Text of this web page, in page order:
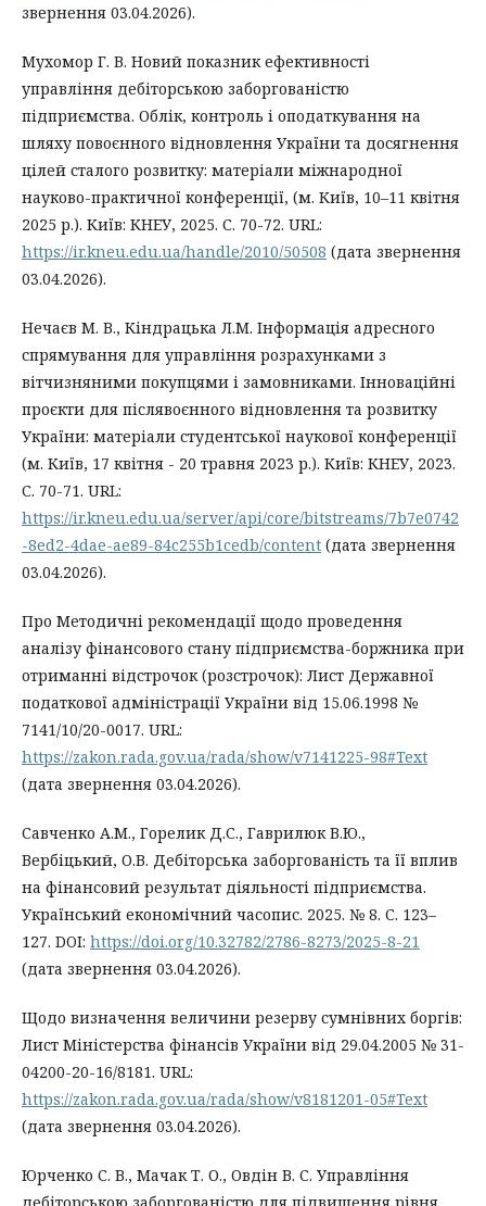
звернення 03.04.2026).
Мухомор Г. В. Новий показник ефективності
управління дебіторською заборгованістю
підприємства. Облік, контроль і оподаткування на
шляху повоєнного відновлення України та досягнення
цілей сталого розвитку: матеріали міжнародної
науково-практичної конференції, (м. Київ, 10–11 квітня
2025 р.). Київ: КНЕУ, 2025. С. 70-72. URL:
https://ir.kneu.edu.ua/handle/2010/50508 (дата звернення
03.04.2026).
Нечаєв М. В., Кіндрацька Л.М. Інформація адресного
спрямування для управління розрахунками з
вітчизняними покупцями і замовниками. Інноваційні
проєкти для післявоєнного відновлення та розвитку
України: матеріали студентської наукової конференції
(м. Київ, 17 квітня - 20 травня 2023 р.). Київ: КНЕУ, 2023.
С. 70-71. URL:
https://ir.kneu.edu.ua/server/api/core/bitstreams/7b7e0742
-8ed2-4dae-ae89-84c255b1cedb/content (дата звернення
03.04.2026).
Про Методичні рекомендації щодо проведення
аналізу фінансового стану підприємства-боржника при
отриманні відстрочок (розстрочок): Лист Державної
податкової адміністрації України від 15.06.1998 №
7141/10/20-0017. URL:
https://zakon.rada.gov.ua/rada/show/v7141225-98#Text
(дата звернення 03.04.2026).
Савченко А.М., Горелик Д.С., Гаврилюк В.Ю.,
Вербіцький, О.В. Дебіторська заборгованість та її вплив
на фінансовий результат діяльності підприємства.
Український економічний часопис. 2025. № 8. С. 123–
127. DOI: https://doi.org/10.32782/2786-8273/2025-8-21
(дата звернення 03.04.2026).
Щодо визначення величини резерву сумнівних боргів:
Лист Міністерства фінансів України від 29.04.2005 № 31-
04200-20-16/8181. URL:
https://zakon.rada.gov.ua/rada/show/v8181201-05#Text
(дата звернення 03.04.2026).
Юрченко С. В., Мачак Т. О., Овдін В. С. Управління
дебіторською заборгованістю для підвищення рівня